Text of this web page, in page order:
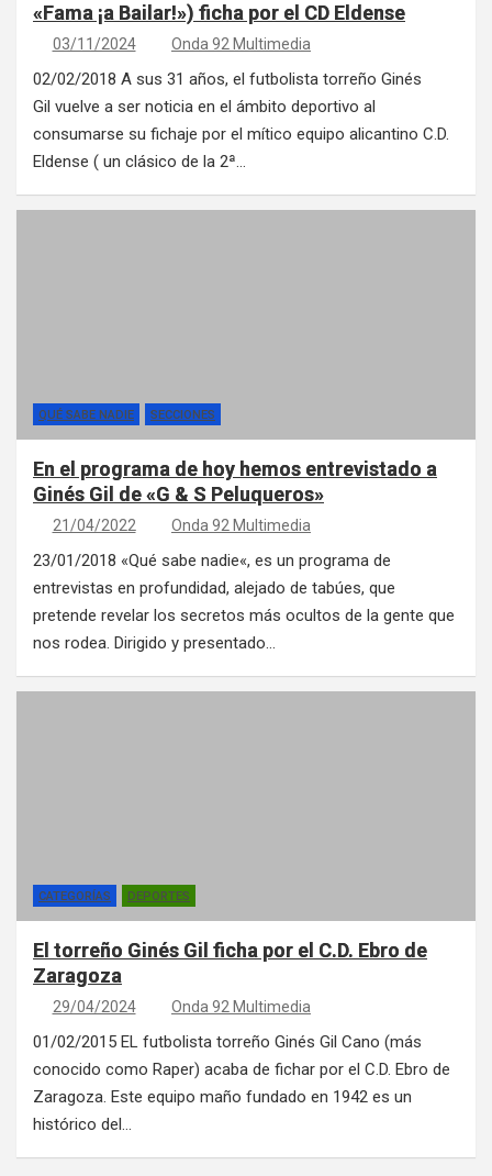
«Fama ¡a Bailar!») ficha por el CD Eldense
03/11/2024 Onda 92 Multimedia
02/02/2018 A sus 31 años, el futbolista torreño Ginés
Gil vuelve a ser noticia en el ámbito deportivo al
consumarse su fichaje por el mítico equipo alicantino C.D.
Eldense ( un clásico de la 2ª…
QUÉ SABE NADIE SECCIONES
En el programa de hoy hemos entrevistado a
Ginés Gil de «G & S Peluqueros»
21/04/2022 Onda 92 Multimedia
23/01/2018 «Qué sabe nadie«, es un programa de
entrevistas en profundidad, alejado de tabúes, que
pretende revelar los secretos más ocultos de la gente que
nos rodea. Dirigido y presentado…
CATEGORÍAS DEPORTES
El torreño Ginés Gil ficha por el C.D. Ebro de
Zaragoza
29/04/2024 Onda 92 Multimedia
01/02/2015 EL futbolista torreño Ginés Gil Cano (más
conocido como Raper) acaba de fichar por el C.D. Ebro de
Zaragoza. Este equipo maño fundado en 1942 es un
histórico del…